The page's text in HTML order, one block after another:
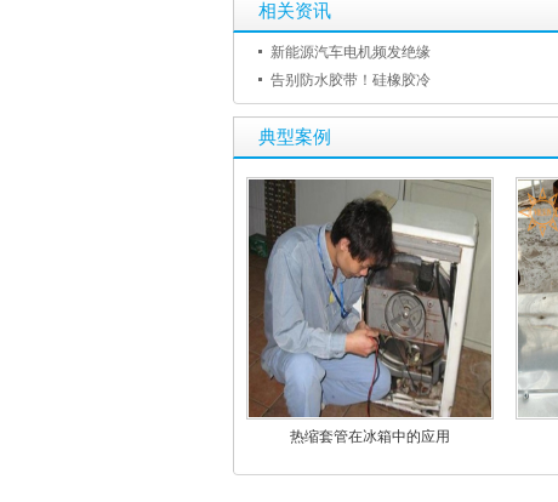
相关资讯
新能源汽车电机频发绝缘
告别防水胶带！硅橡胶冷
典型案例
热缩套管在冰箱中的应用